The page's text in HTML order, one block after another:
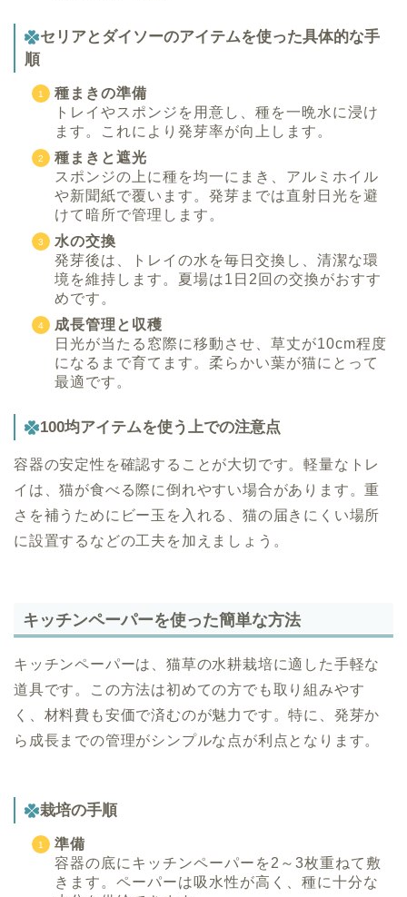
セリアとダイソーのアイテムを使った具体的な手
順
種まきの準備
トレイやスポンジを用意し、種を一晩水に浸け
ます。これにより発芽率が向上します。
種まきと遮光
スポンジの上に種を均一にまき、アルミホイル
や新聞紙で覆います。発芽までは直射日光を避
けて暗所で管理します。
水の交換
発芽後は、トレイの水を毎日交換し、清潔な環
境を維持します。夏場は1日2回の交換がおすす
めです。
成長管理と収穫
日光が当たる窓際に移動させ、草丈が10cm程度
になるまで育てます。柔らかい葉が猫にとって
最適です。
100均アイテムを使う上での注意点
容器の安定性を確認することが大切です。軽量なトレ
イは、猫が食べる際に倒れやすい場合があります。重
さを補うためにビー玉を入れる、猫の届きにくい場所
に設置するなどの工夫を加えましょう。
キッチンペーパーを使った簡単な方法
キッチンペーパーは、猫草の水耕栽培に適した手軽な
道具です。この方法は初めての方でも取り組みやす
く、材料費も安価で済むのが魅力です。特に、発芽か
ら成長までの管理がシンプルな点が利点となります。
栽培の手順
準備
容器の底にキッチンペーパーを2～3枚重ねて敷
きます。ペーパーは吸水性が高く、種に十分な